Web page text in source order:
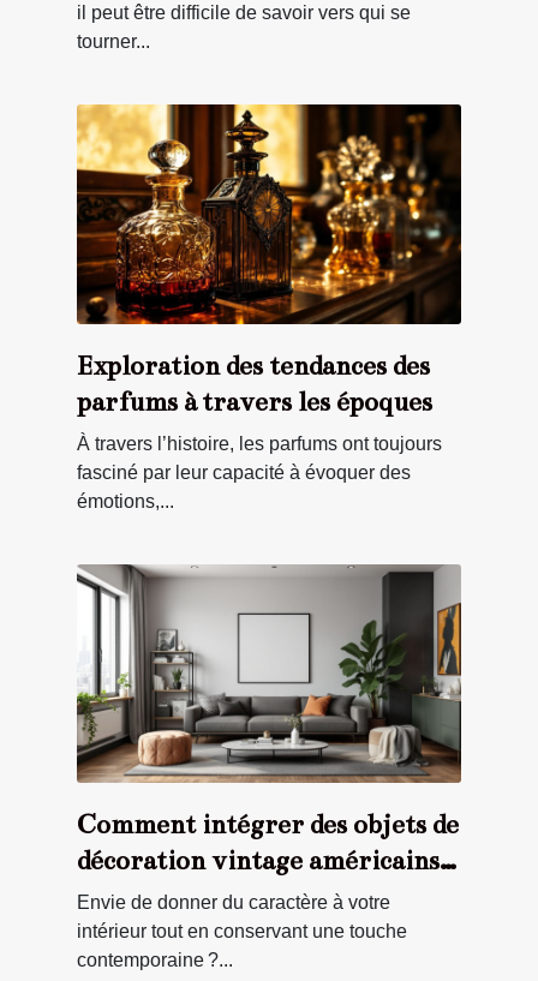
il peut être difficile de savoir vers qui se
tourner...
Exploration des tendances des
parfums à travers les époques
À travers l’histoire, les parfums ont toujours
fasciné par leur capacité à évoquer des
émotions,...
Comment intégrer des objets de
décoration vintage américains
dans un intérieur moderne ?
Envie de donner du caractère à votre
intérieur tout en conservant une touche
contemporaine ?...